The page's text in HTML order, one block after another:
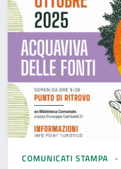
COMUNICATI STAMPA